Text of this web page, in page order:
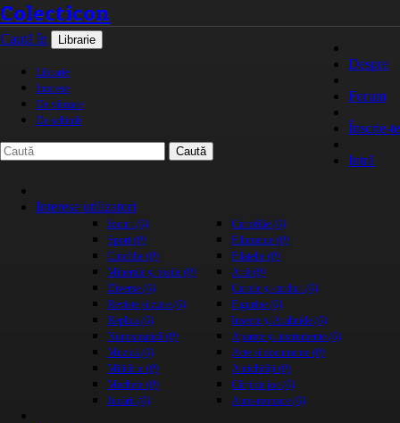
Colecticon
Caută în Librarie
Librarie
Interese
De vânzare
De schimb
Caută
Despre
Forum
Înscrie-te
Intră
Interese utilizatori
Jocuri (0)
Sport (0)
Cinefilie (0)
Minerale și fosile (0)
Diverse (0)
Reviste și ziare (0)
Replica (0)
Numismatică (0)
Muzică (0)
Militărie (0)
Machete (0)
Jucării (0)
Cartofilie (0)
Filumenie (0)
Filatelie (0)
Artă (0)
Cartele și carduri (0)
Figurine (0)
Insecte și Arahnide (0)
Aparate și instrumente (0)
Acte și documente (0)
Antichități (0)
Cărți de joc (0)
Auto-motoare (0)